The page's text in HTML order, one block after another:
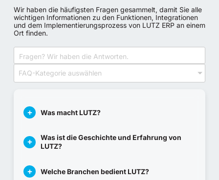
Wir haben die häufigsten Fragen gesammelt, damit Sie alle
wichtigen Informationen zu den Funktionen, Integrationen
und dem Implementierungsprozess von LUTZ ERP an einem
Ort finden.
FAQ-Kategorie auswählen
Was macht LUTZ?
Was ist die Geschichte und Erfahrung von
LUTZ?
Welche Branchen bedient LUTZ?